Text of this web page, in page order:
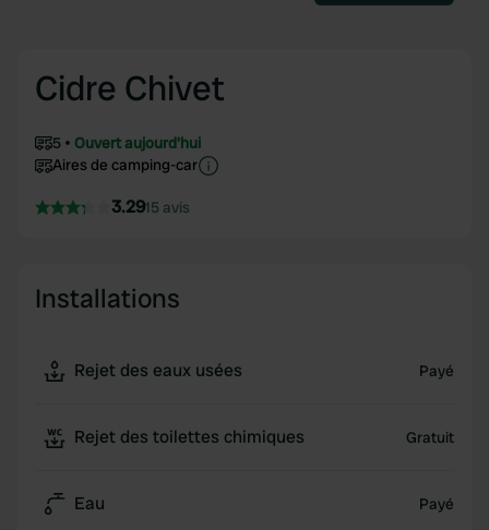
Cidre Chivet
5
Ouvert aujourd'hui
Aires de camping-car
3.2915 avis
Installations
Rejet des eaux usées Payé
Rejet des toilettes chimiques Gratuit
Eau Payé